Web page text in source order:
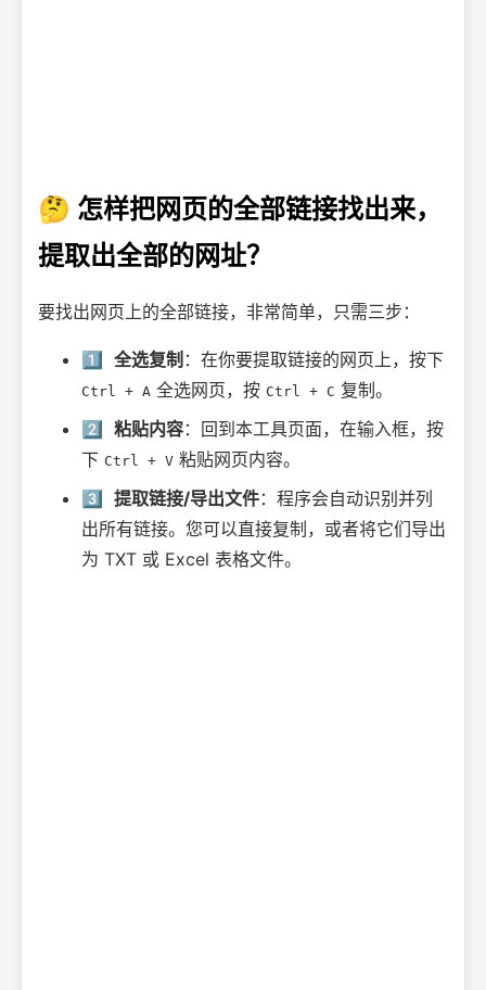
🤔 怎样把网页的全部链接找出来，
提取出全部的网址？
要找出网页上的全部链接，非常简单，只需三步：
1️⃣ 全选复制 ：在你要提取链接的网页上，按下
Ctrl + A 全选网页，按 Ctrl + C 复制。
2️⃣
粘贴内容：回到本工具页面，在输入框，按
下 Ctrl + V 粘贴网页内容。
3️⃣
提取链接/导出文件：程序会自动识别并列
出所有链接。您可以直接复制，或者将它们导出
为 TXT 或 Excel 表格文件。